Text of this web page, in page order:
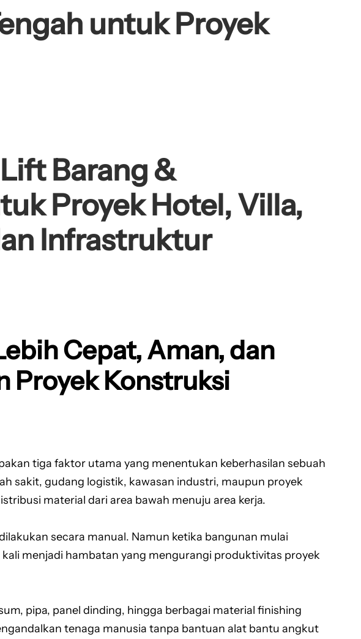
untuk Proyek
Barang &
Proyek Hotel, Villa,
Infrastruktur
Cepat, Aman, dan
Proyek Konstruksi
tiga faktor utama yang menentukan keberhasilan sebuah
sakit, gudang logistik, kawasan industri, maupun proyek
material dari area bawah menuju area kerja.
secara manual. Namun ketika bangunan mulai
menjadi hambatan yang mengurangi produktivitas proyek
pipa, panel dinding, hingga berbagai material finishing
tenaga manusia tanpa bantuan alat bantu angkut